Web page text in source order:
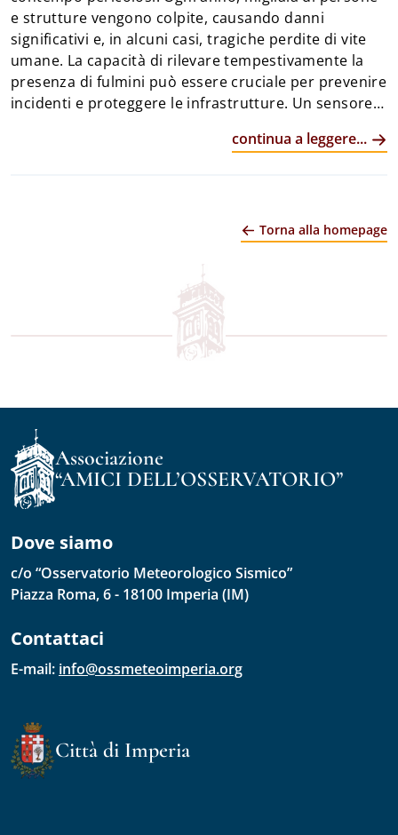
intuitivi come l...
e strutture vengono colpite, causando danni
significativi e, in alcuni casi, tragiche perdite di vite
umane. La capacità di rilevare tempestivamente la
presenza di fulmini può essere cruciale per prevenire
incidenti e proteggere le infrastrutture. Un sensore
individuare l'attività elettrica nell'atmosfera,
industriale, dall'agricoltura alla protezione civile. La
messa in sicurezza di persone e ben...
continua a leggere...
Torna alla homepage
Associazione
“AMICI DELL’OSSERVATORIO”
Dove siamo
c/o “Osservatorio Meteorologico Sismico”
Piazza Roma, 6 - 18100 Imperia (IM)
Contattaci
E-mail: info@ossmeteoimperia.org
Città di Imperia